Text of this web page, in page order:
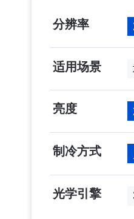
分辨率
适用场景
亮度
制冷方式
光学引擎